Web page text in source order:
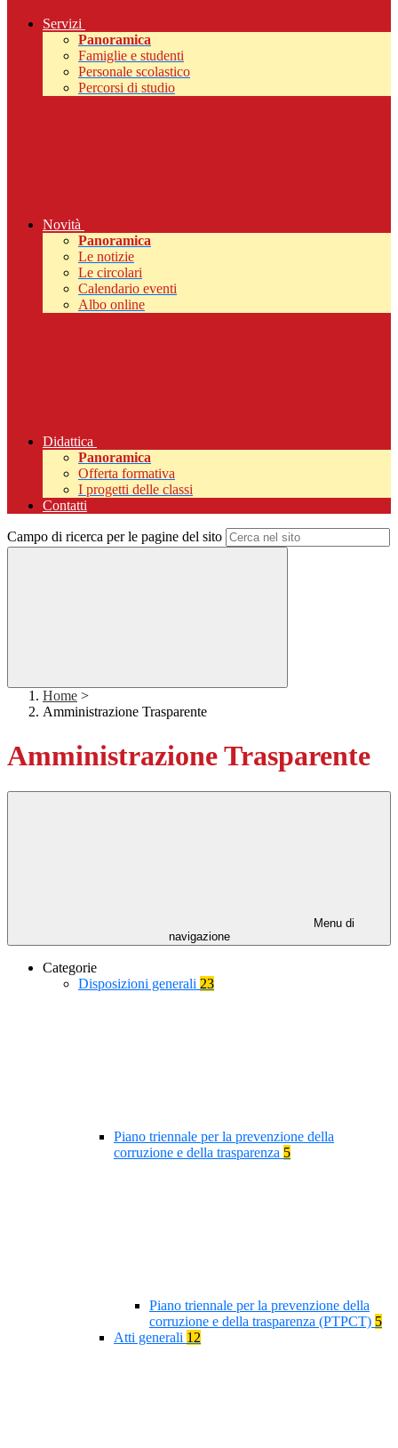
Servizi
Panoramica
Famiglie e studenti
Personale scolastico
Percorsi di studio
Novità
Panoramica
Le notizie
Le circolari
Calendario eventi
Albo online
Didattica
Panoramica
Offerta formativa
I progetti delle classi
Contatti
Campo di ricerca per le pagine del sito
Home >
Amministrazione Trasparente
Amministrazione Trasparente
Menu di
navigazione
Categorie
Disposizioni generali 23
Piano triennale per la prevenzione della
corruzione e della trasparenza 5
Piano triennale per la prevenzione della
corruzione e della trasparenza (PTPCT) 5
Atti generali 12